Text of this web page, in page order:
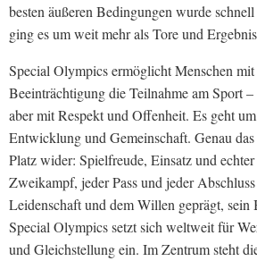
besten äußeren Bedingungen wurde
ging es um weit mehr als Tore und
Special Olympics ermöglicht Menschen
Beeinträchtigung die Teilnahme am Sport
aber mit Respekt und Offenheit. Es geht
Entwicklung und Gemeinschaft. Genau
Platz wider: Spielfreude, Einsatz und echter
Zweikampf, jeder Pass und jeder
Leidenschaft und dem Willen geprägt, sein
Special Olympics setzt sich weltweit für
und Gleichstellung ein. Im Zentrum steht